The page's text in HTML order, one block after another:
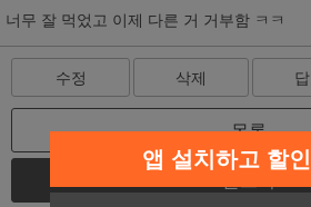
너무 잘 먹었고 이제 다른 거 거부함 ㅋㅋ
수정 삭제
목록
앱 설치하고 할